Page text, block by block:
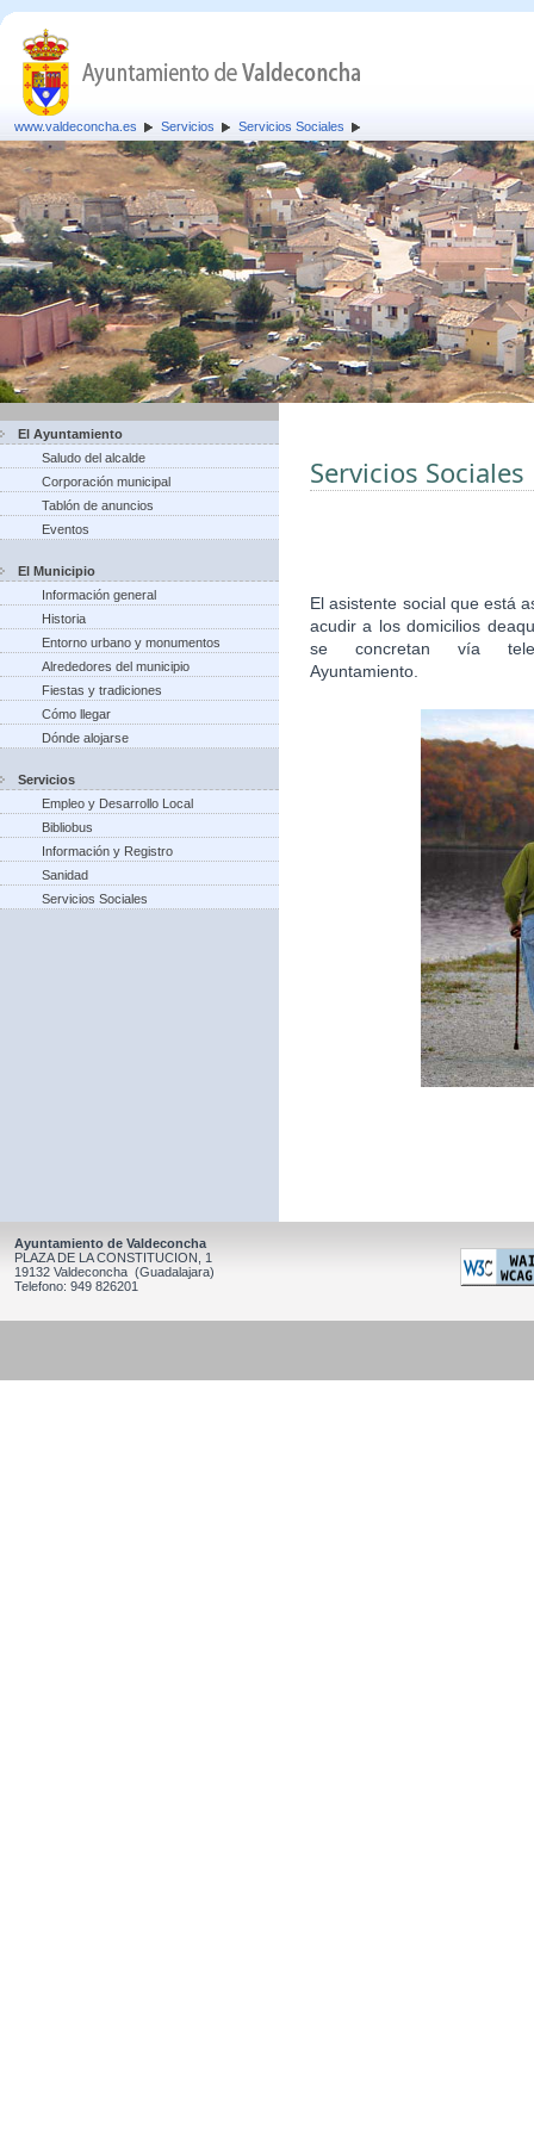
www.valdeconcha.es Servicios Servicios Sociales
El Ayuntamiento
Saludo del alcalde
Corporación municipal
Tablón de anuncios
Eventos
El Municipio
Información general
Historia
Entorno urbano y monumentos
Alrededores del municipio
Fiestas y tradiciones
Cómo llegar
Dónde alojarse
Servicios
Empleo y Desarrollo Local
Bibliobus
Información y Registro
Sanidad
Servicios Sociales
Servicios Sociales
El asistente social que está
acudir a los domicilios
se concretan vía
Ayuntamiento.
Ayuntamiento de Valdeconcha
PLAZA DE LA CONSTITUCION, 1
19132 Valdeconcha (Guadalajara)
Telefono: 949 826201